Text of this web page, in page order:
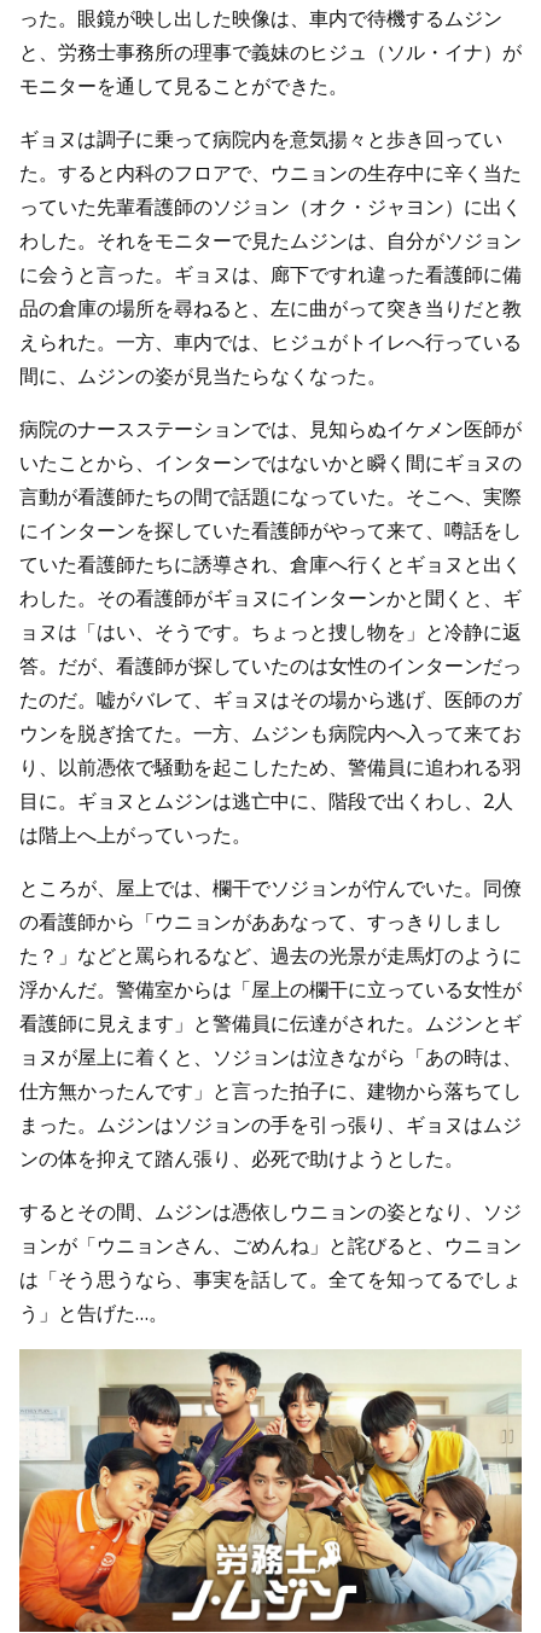
った。眼鏡が映し出した映像は、車内で待機するムジン
と、労務士事務所の理事で義妹のヒジュ（ソル・イナ）が
モニターを通して見ることができた。
ギョヌは調子に乗って病院内を意気揚々と歩き回ってい
た。すると内科のフロアで、ウニョンの生存中に辛く当た
っていた先輩看護師のソジョン（オク・ジャヨン）に出く
わした。それをモニターで見たムジンは、自分がソジョン
に会うと言った。ギョヌは、廊下ですれ違った看護師に備
品の倉庫の場所を尋ねると、左に曲がって突き当りだと教
えられた。一方、車内では、ヒジュがトイレへ行っている
間に、ムジンの姿が見当たらなくなった。
病院のナースステーションでは、見知らぬイケメン医師が
いたことから、インターンではないかと瞬く間にギョヌの
言動が看護師たちの間で話題になっていた。そこへ、実際
にインターンを探していた看護師がやって来て、噂話をし
ていた看護師たちに誘導され、倉庫へ行くとギョヌと出く
わした。その看護師がギョヌにインターンかと聞くと、ギ
ョヌは「はい、そうです。ちょっと捜し物を」と冷静に返
答。だが、看護師が探していたのは女性のインターンだっ
たのだ。嘘がバレて、ギョヌはその場から逃げ、医師のガ
ウンを脱ぎ捨てた。一方、ムジンも病院内へ入って来てお
り、以前憑依で騒動を起こしたため、警備員に追われる羽
目に。ギョヌとムジンは逃亡中に、階段で出くわし、2人
は階上へ上がっていった。
ところが、屋上では、欄干でソジョンが佇んでいた。同僚
の看護師から「ウニョンがああなって、すっきりしまし
た？」などと罵られるなど、過去の光景が走馬灯のように
浮かんだ。警備室からは「屋上の欄干に立っている女性が
看護師に見えます」と警備員に伝達がされた。ムジンとギ
ョヌが屋上に着くと、ソジョンは泣きながら「あの時は、
仕方無かったんです」と言った拍子に、建物から落ちてし
まった。ムジンはソジョンの手を引っ張り、ギョヌはムジ
ンの体を抑えて踏ん張り、必死で助けようとした。
するとその間、ムジンは憑依しウニョンの姿となり、ソジ
ョンが「ウニョンさん、ごめんね」と詫びると、ウニョン
は「そう思うなら、事実を話して。全てを知ってるでしょ
う」と告げた…。